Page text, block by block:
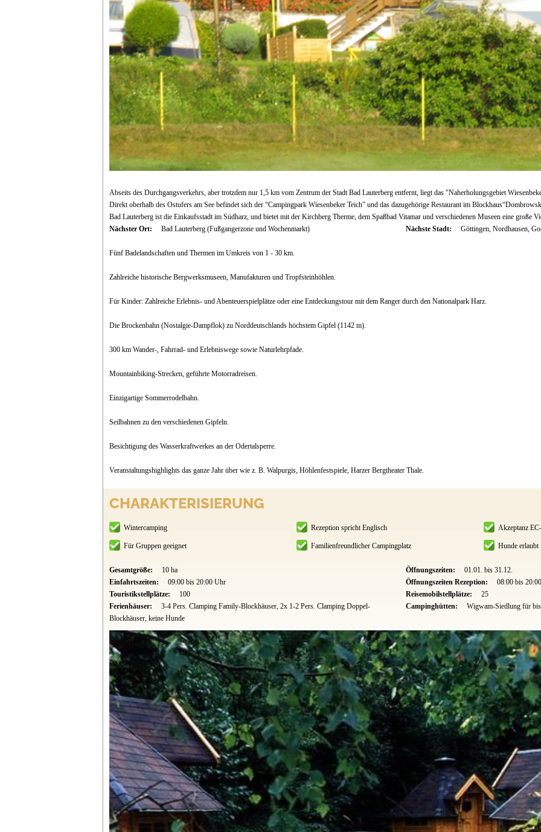
Abseits des Durchgangsverkehrs, aber trotzdem nur 1,5 km vom Zentrum der Stadt Bad Lauterberg entfernt, liegt das "Naherholungsgebiet
Direkt oberhalb des Ostufers am See befindet sich der “Campingpark Wiesenbeker Teich” und das dazugehörige Restaurant im
Bad Lauterberg ist die Einkaufsstadt im Südharz, und bietet mit der Kirchberg Therme, dem Spaßbad Vitamar und verschiedenen Museen eine große
Nächster Ort:
Bad Lauterberg (Fußgangerzone und Wochenmarkt) Nächste Stadt: Göttingen, Nordhausen,
Fünf Badelandschaften und Thermen im Umkreis von 1 - 30 km.
Zahlreiche historische Bergwerksmuseen, Manufakturen und Tropfsteinhöhlen.
Für Kinder: Zahlreiche Erlebnis- und Abenteuerspielplätze oder eine Entdeckungstour mit dem Ranger durch den Nationalpark Harz.
Die Brockenbahn (Nostalgie-Dampflok) zu Norddeutschlands höchstem Gipfel (1142 m).
300 km Wander-, Fahrrad- und Erlebniswege sowie Naturlehrpfade.
Mountainbiking-Strecken, geführte Motorradreisen.
Einzigartige Sommerrodelbahn.
Seilbahnen zu den verschiedenen Gipfeln.
Besichtigung des Wasserkraftwerkes an der Odertalsperre.
Veranstaltungshighlights das ganze Jahr über wie z. B. Walpurgis, Höhlenfestspiele, Harzer Bergtheater Thale.
CHARAKTERISIERUNG
Wintercamping Rezeption spricht Englisch Akzeptanz
Für Gruppen geeignet Familienfreundlicher Campingplatz Hunde erlaubt
Gesamtgröße: 10 ha Öffnungszeiten:
01.01. bis 31.12.
Einfahrtszeiten:
09:00 bis 20:00 Uhr Öffnungszeiten Rezeption:
08:00 bis
Touristikstellplätze:
100 Reisemobilstellplätze:
25
Ferienhäuser:
3-4 Pers. Clamping Family-Blockhäuser, 2x 1-2 Pers. Clamping Doppel-
Blockhäuser, keine Hunde
Campinghütten: Wigwam-Siedlung für